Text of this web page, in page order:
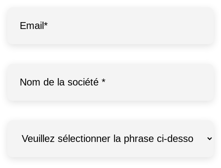
mail*